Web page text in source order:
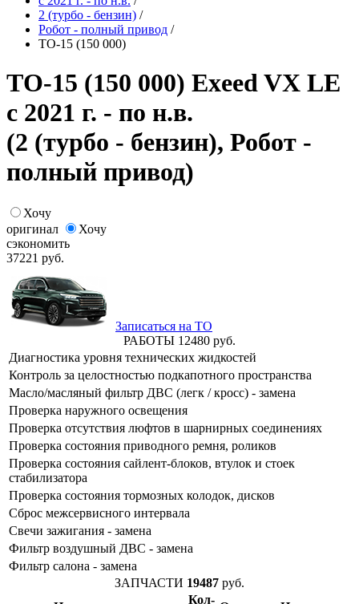
2 (турбо - бензин) /
Робот - полный привод /
ТО-15 (150 000)
ТО-15 (150 000) Exeed VX LE
с 2021 г. - по н.в.
(2 (турбо - бензин), Робот -
полный привод)
Хочу
оригинал
Хочу
сэкономить
37221 руб.
Записаться на ТО
РАБОТЫ 12480 руб.
Диагностика уровня технических жидкостей
Контроль за целостностью подкапотного пространства
Масло/масляный фильтр ДВС (легк / кросс) - замена
Проверка наружного освещения
Проверка отсутствия люфтов в шарнирных соединениях
Проверка состояния приводного ремня, роликов
Проверка состояния сайлент-блоков, втулок и стоек
стабилизатора
Проверка состояния тормозных колодок, дисков
Сброс межсервисного интервала
Свечи зажигания - замена
Фильтр воздушный ДВС - замена
Фильтр салона - замена
ЗАПЧАСТИ 19487 руб.
Кол-